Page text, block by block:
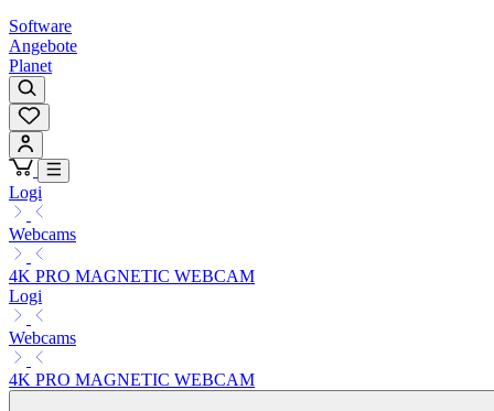
Software
Angebote
Planet
Logi
Webcams
4K PRO MAGNETIC WEBCAM
Logi
Webcams
4K PRO MAGNETIC WEBCAM